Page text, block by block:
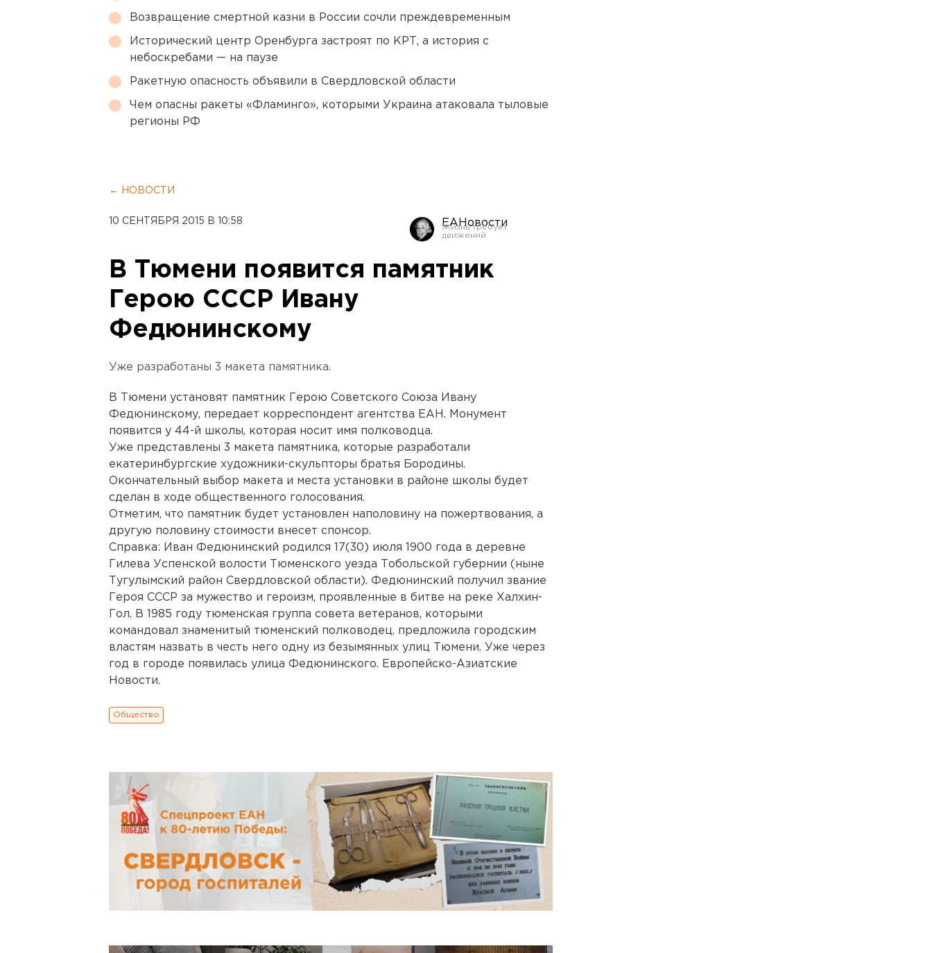
Возвращение смертной казни в России сочли преждевременным
Исторический центр Оренбурга застроят по КРТ, а история с
небоскребами — на паузе
Ракетную опасность объявили в Свердловской области
Чем опасны ракеты «Фламинго», которыми Украина атаковала тыловые
регионы РФ
← НОВОСТИ
10 СЕНТЯБРЯ 2015 В 10:58 ЕАНовости
В Тюмени появится памятник
Герою СССР Ивану
Федюнинскому
Уже разработаны 3 макета памятника.
В Тюмени установят памятник Герою Советского Союза Ивану
Федюнинскому, передает корреспондент агентства ЕАН. Монумент
появится у 44-й школы, которая носит имя полководца.
Уже представлены 3 макета памятника, которые разработали
екатеринбургские художники-скульпторы братья Бородины.
Окончательный выбор макета и места установки в районе школы будет
сделан в ходе общественного голосования.
Отметим, что памятник будет установлен наполовину на пожертвования, а
другую половину стоимости внесет спонсор.
Справка: Иван Федюнинский родился 17(30) июля 1900 года в деревне
Гилева Успенской волости Тюменского уезда Тобольской губернии (ныне
Тугулымский район Свердловской области). Федюнинский получил звание
Героя СССР за мужество и героизм, проявленные в битве на реке Халхин-
Гол. В 1985 году тюменская группа совета ветеранов, которыми
командовал знаменитый тюменский полководец, предложила городским
властям назвать в честь него одну из безымянных улиц Тюмени. Уже через
год в городе появилась улица Федюнинского. Европейско-Азиатские
Новости.
Общество